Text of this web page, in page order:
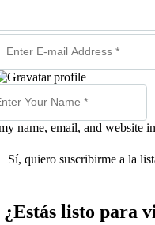
name, email, and website
Sí, quiero suscribirme a la
¿Estás listo para